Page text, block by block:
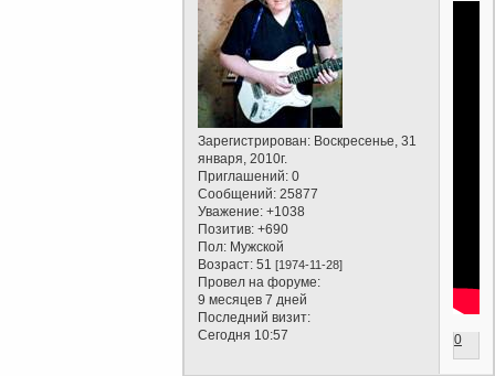
Зарегистрирован: Воскресенье, 31
января, 2010г.
Приглашений: 0
Сообщений: 25877
Уважение: +1038
Позитив: +690
Пол: Мужской
Возраст: 51[1974-11-28]
Провел на форуме:
9 месяцев 7 дней
Последний визит:
Сегодня 10:57
0